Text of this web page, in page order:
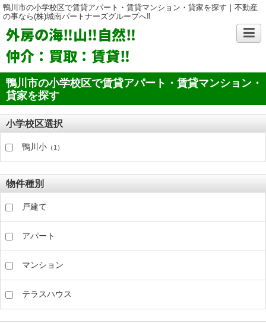
鴨川市の小学校区で賃貸アパート・賃貸マンション・貸家を探す｜不動産
の事なら(株)城南パートナーズグループへ‼
外房の海‼山‼自然‼
仲介：買取：賃貸‼
鴨川市の小学校区で賃貸アパート・賃貸マンション・
貸家を探す
小学校区選択
鴨川小 （1）
物件種別
戸建て
アパート
マンション
テラスハウス